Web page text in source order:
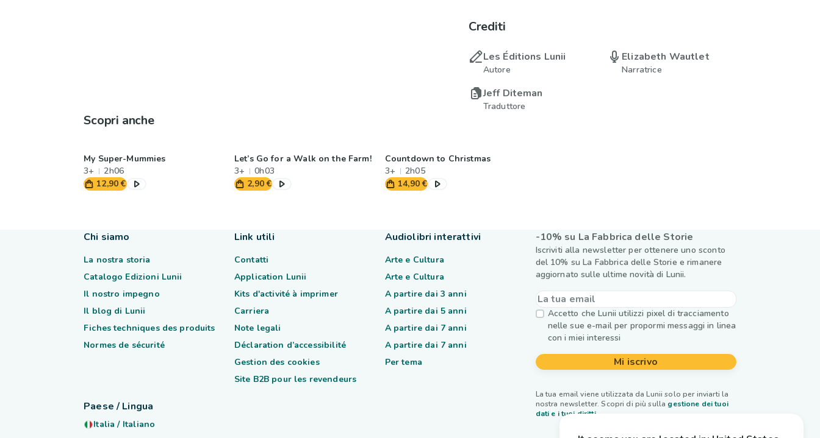
Crediti
Les Éditions Lunii
Autore
Elizabeth Wautlet
Narratrice
Jeff Diteman
Traduttore
Scopri anche
My Super-Mummies
3+
2h06
12,90 €
Let’s Go for a Walk on the Farm!
3+
0h03
2,90 €
Countdown to Christmas
3+
2h05
14,90 €
-10% su La Fabbrica delle Storie
Iscriviti alla newsletter per ottenere uno sconto
del 10% su La Fabbrica delle Storie e rimanere
aggiornato sulle ultime novità di Lunii.
Accetto che Lunii utilizzi pixel di tracciamento
nelle sue e-mail per propormi messaggi in linea
con i miei interessi
Mi iscrivo
La tua email viene utilizzata da Lunii solo per inviarti la
nostra newsletter. Scopri di più sulla gestione dei tuoi
dati e i tuoi diritti.
Chi siamo
La nostra storia
Catalogo Edizioni Lunii
Il nostro impegno
Il blog di Lunii
Fiches techniques des produits
Normes de sécurité
Link utili
Contatti
Application Lunii
Kits d'activité à imprimer
Carriera
Note legali
Déclaration d’accessibilité
Gestion des cookies
Site B2B pour les revendeurs
Audiolibri interattivi
Arte e Cultura
Arte e Cultura
A partire dai 3 anni
A partire dai 5 anni
A partire dai 7 anni
A partire dai 7 anni
Per tema
Paese / Lingua
Italia / Italiano